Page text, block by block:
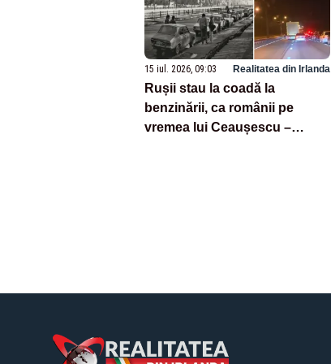
15 iul. 2026, 09:03 Realitatea din Irlanda
Rușii stau la coadă la
benzinării, ca românii pe
vremea lui Ceaușescu –